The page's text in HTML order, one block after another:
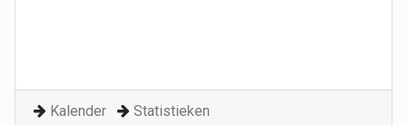
Kalender Statistieken